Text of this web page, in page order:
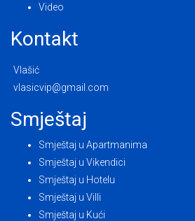
Video
Kontakt
Vlašić
vlasicvip@gmail.com
Smještaj
Smještaj u Apartmanima
Smještaj u Vikendici
Smještaj u Hotelu
Smještaj u Villi
Smještaj u Kući